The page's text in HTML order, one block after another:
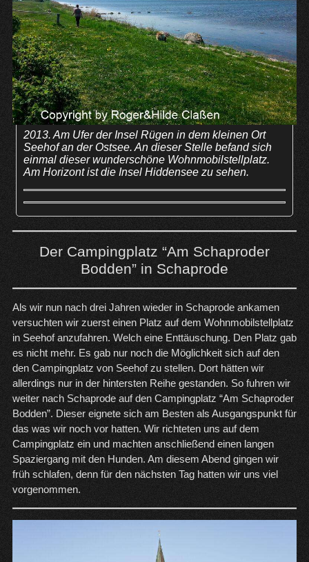
2013. Am Ufer der Insel Rügen in dem kleinen Ort
Seehof an der Ostsee. An dieser Stelle befand sich
einmal dieser wunderschöne Wohnmobilstellplatz.
Am Horizont ist die Insel Hiddensee zu sehen.
Der Campingplatz “Am Schaproder
Bodden” in Schaprode
Als wir nun nach drei Jahren wieder in Schaprode ankamen
versuchten wir zuerst einen Platz auf dem Wohnmobilstellplatz
in Seehof anzufahren. Welch eine Enttäuschung. Den Platz gab
es nicht mehr. Es gab nur noch die Möglichkeit sich auf den
den Campingplatz von Seehof zu stellen. Dort hätten wir
allerdings nur in der hintersten Reihe gestanden. So fuhren wir
weiter nach Schaprode auf den Campingplatz “Am Schaproder
Bodden”. Dieser eignete sich am Besten als Ausgangspunkt für
das was wir noch vor hatten. Wir richteten uns auf dem
Campingplatz ein und machten anschließend einen langen
Spaziergang mit den Hunden. Am diesem Abend gingen wir
früh schlafen, denn für den nächsten Tag hatten wir uns viel
vorgenommen.